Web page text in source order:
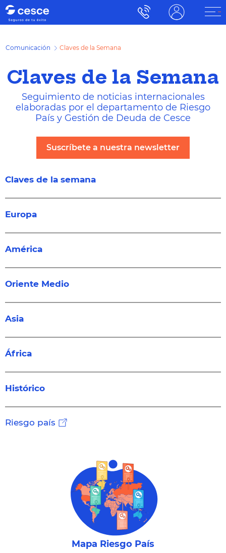
Comunicación Claves de la Semana
Claves de la Semana
Seguimiento de noticias internacionales
elaboradas por el departamento de Riesgo
País y Gestión de Deuda de Cesce
Suscríbete a nuestra newsletter
Claves de la semana
Europa
América
Oriente Medio
Asia
África
Histórico
Riesgo país
Mapa Riesgo País